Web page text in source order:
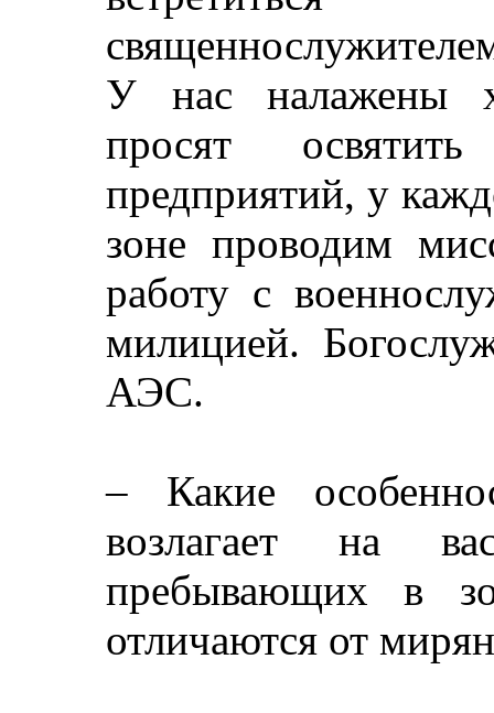
У нас налажены
просят
предприятий, у
зоне проводим
работу с
милицией.
АЭС.
– Какие
возлагает на
пребывающих в
отличаются от